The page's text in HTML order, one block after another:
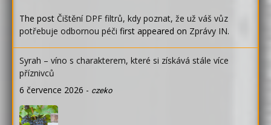
The post Čištění DPF filtrů, kdy poznat, že už váš vůz
potřebuje odbornou péči first appeared on Zprávy IN.
Syrah – víno s charakterem, které si získává stále více
příznivců
6 července 2026 - czeko